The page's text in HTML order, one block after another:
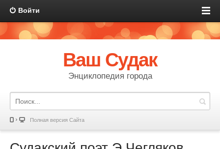
Войти
Ваш Судак
Энциклопедия города
Полная версия Сайта